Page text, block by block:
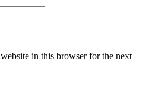
in this browser for the next